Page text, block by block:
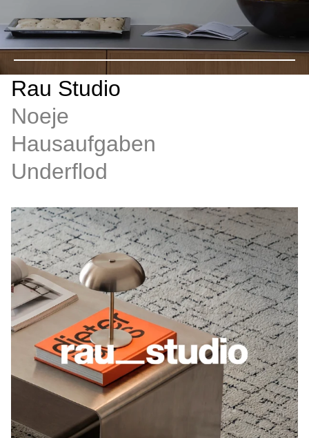
Rau Studio
Noeje
Hausaufgaben
Underflod